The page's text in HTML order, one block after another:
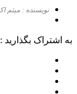
نویسنده : میثم
به اشتراک بگذارید :